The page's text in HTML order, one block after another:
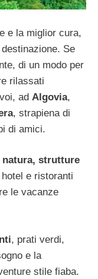
e la miglior cura,
Se
di un modo per
rilassati
ad Algovia,
, strapiena di
di amici.
strutture
hotel e ristoranti
le vacanze
, prati verdi,
e la
stile fiaba.